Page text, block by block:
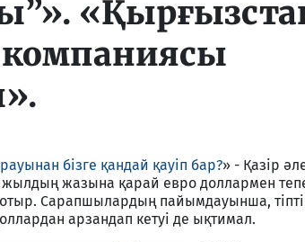
компаниясы
бізге қандай қауіп бар?» - Қазір
жазына қарай евро доллармен
Сарапшылардың пайымдауынша,
арзандап кетуі де ықтимал.